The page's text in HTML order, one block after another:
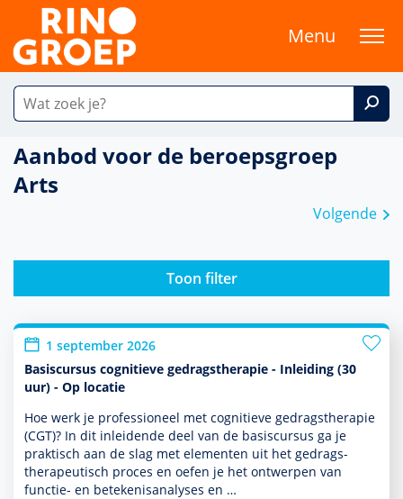
Menu
Aanbod voor de beroepsgroep
Arts
Volgende
Toon filter
1 september 2026
Basiscursus cognitieve gedragstherapie - Inleiding (30
uur) - Op locatie
Hoe werk je professioneel met cogni­tieve gedrags­thera­pie
(CGT)? In dit inleidende deel van de basis­cursus ga je
prak­tisch aan de slag met elementen uit het gedrags­
thera­peu­tisch proces en oefen je het ontwerpen van
functie- en bete­kenisanalyses en …